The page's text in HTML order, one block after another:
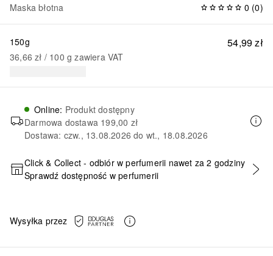
Maska błotna 0 (0)
54,99 zł
150g
36,66 zł / 100 g zawiera VAT
Online: Produkt dostępny
Darmowa dostawa 199,00 zł
Dostawa: czw., 13.08.2026 do wt., 18.08.2026
DODAJ DO KOSZYKA
Click & Collect - odbiór w perfumerii nawet za 2 godziny
Sprawdź dostępność w perfumerii
Wysyłka przez